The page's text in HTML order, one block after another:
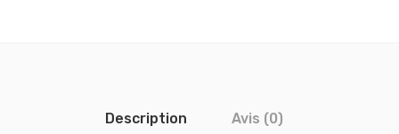
Description Avis (0)